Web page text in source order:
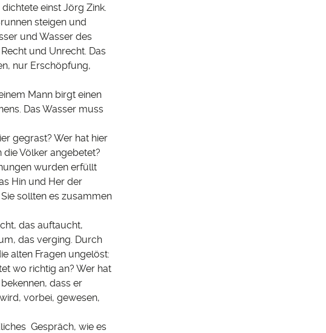
einst Jörg Zink.
steigen und
und Wasser des
und Unrecht. Das
nur Erschöpfung,
Mann birgt einen
Das Wasser muss
gegrast? Wer hat hier
Völker angebetet?
wurden erfüllt
Hin und Her der
sollten es zusammen
das auftaucht,
das verging. Durch
alten Fragen ungelöst:
wo richtig an? Wer hat
dass er
vorbei, gewesen,
Gespräch, wie es